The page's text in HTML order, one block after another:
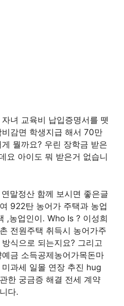
녀 교육비 납입증명서를 뗏
감면 학생지급 해서 70만
뭘까요? 우린 장학금 받은
요 아이도 뭐 받은거 없습니
말정산 함께 보시면 좋은글
922탄 농어가 주택과 농업
,농업인이. Who Is ? 이성희
전원주택 취득시 농어가주
식으로 되는지요? 그리고
금 소득공제농어가목돈마
과세 일몰 연장 추진 hug
한 궁금증 해결 전세 계약
다.